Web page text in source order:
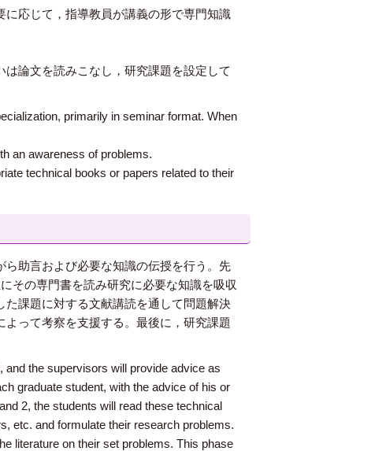
応じて，指導教員が講義の形で専門知識
論文を読みこなし，研究課題を設定して
primarily in seminar format. When
an awareness of problems.
technical books or papers related to their
助言および必要な知識の伝授を行う。先
その専門書を読み研究に必要な知識を吸収
課題に対する文献講読を通して問題解決
って考察を支援する。最後に，研究課題
the supervisors will provide advice as
graduate student, with the advice of his or
2, the students will read these technical
etc. and formulate their research problems.
literature on their set problems. This phase